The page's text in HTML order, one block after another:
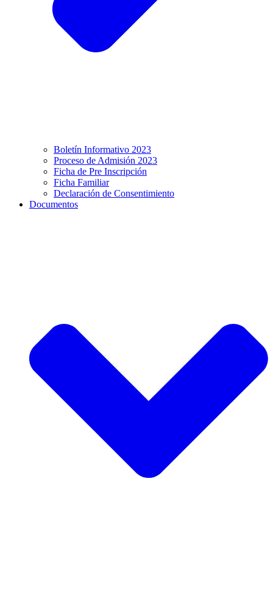
Boletín Informativo 2023
Proceso de Admisión 2023
Ficha de Pre Inscripción
Ficha Familiar
Declaración de Consentimiento
Documentos